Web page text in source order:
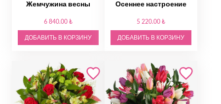
Жемчужина весны
6 840.00 ₺
ДОБАВИТЬ В КОРЗИНУ
Осеннее настроение
5 220.00 ₺
ДОБАВИТЬ В КОРЗИНУ